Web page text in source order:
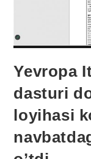
Yevropa
dasturi
loyihasi